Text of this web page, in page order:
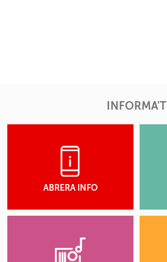
INFORMA'T
ABRERA INFO